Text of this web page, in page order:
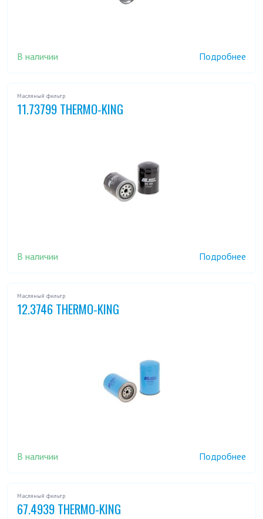
В наличии Подробнее
Масляный фильтр
11.73799 THERMO-KING
В наличии Подробнее
Масляный фильтр
12.3746 THERMO-KING
В наличии Подробнее
Масляный фильтр
67.4939 THERMO-KING